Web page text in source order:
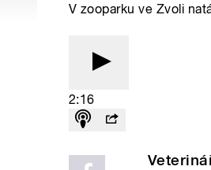
V zooparku ve Zvoli
2:16